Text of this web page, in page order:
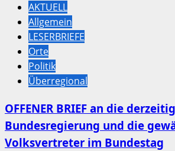
AKTUELL
Allgemein
LESERBRIEFE
Orte
Politik
Überregional
OFFENER BRIEF an die
Bundesregierung und die
Volksvertreter im Bundestag